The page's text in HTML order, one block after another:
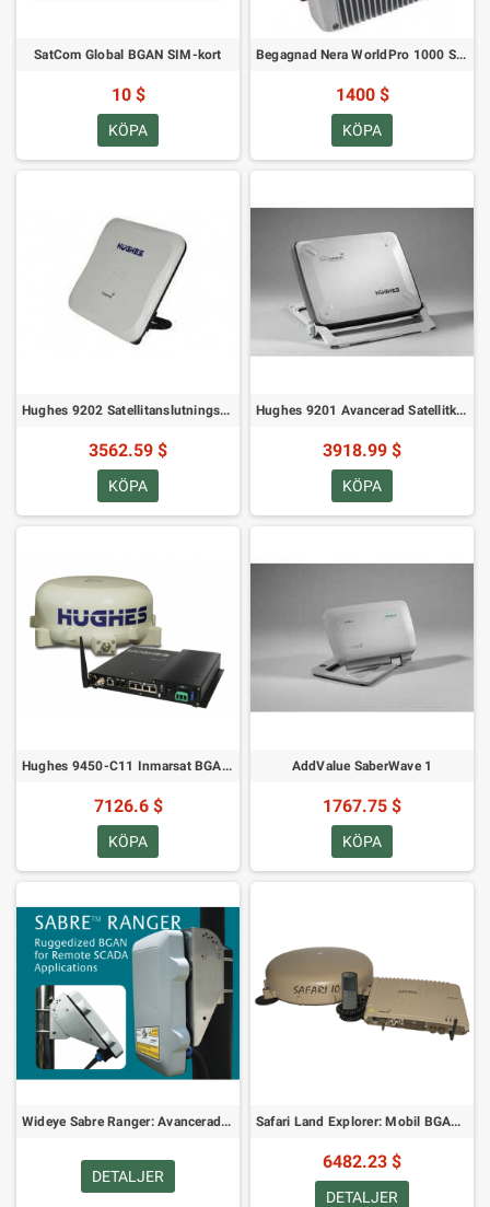
SatCom Global BGAN SIM-kort
10 $
KÖPA
Begagnad Nera WorldPro 1000 Satellitterminal
1400 $
KÖPA
Hughes 9202 Satellitanslutningshub
3562.59 $
KÖPA
Hughes 9201 Avancerad Satellitkommunikationsterminal
3918.99 $
KÖPA
Hughes 9450-C11 Inmarsat BGAN: Den Ultimata Mobila Satellitterminalen
7126.6 $
KÖPA
AddValue SaberWave 1
1767.75 $
KÖPA
Wideye Sabre Ranger: Avancerad BGAN Satellitterminal
DETALJER
Safari Land Explorer: Mobil BGAN Terminal för Fordon
6482.23 $
DETALJER